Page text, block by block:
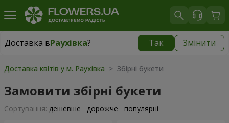
Доставка вРаухівка? Так Змінити
Доставка вРаухівка|
Доставка квітів у м. Раухівка > Збірні букети
Замовити збірні букети
Сортування: дешевше дорожче популярні